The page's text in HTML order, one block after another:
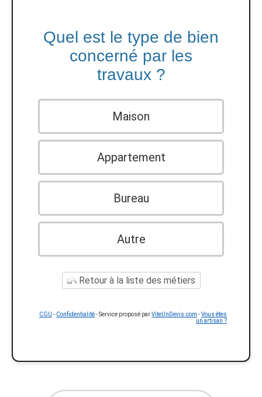
Quel est le type de bien
concerné par les
travaux ?
Maison
Appartement
Bureau
Autre
Retour à la liste des métiers
CGU - Confidentialité- Service proposé parViteUnDevis.com -Vous êtes
un artisan ?